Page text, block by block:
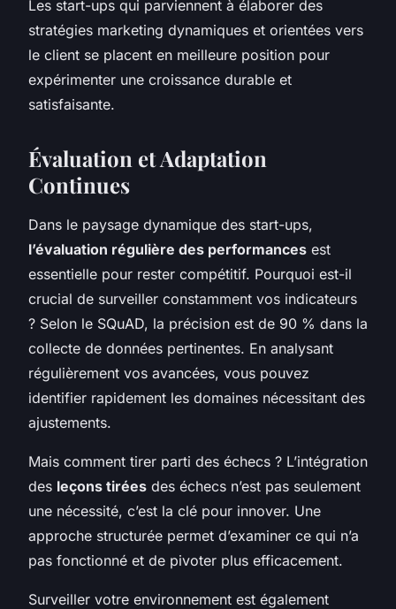
Les start-ups qui parviennent à élaborer des
stratégies marketing dynamiques et orientées vers
le client se placent en meilleure position pour
expérimenter une croissance durable et
satisfaisante.
Évaluation et Adaptation
Continues
Dans le paysage dynamique des start-ups,
l’évaluation régulière des performances est
essentielle pour rester compétitif. Pourquoi est-il
crucial de surveiller constamment vos indicateurs
? Selon le SQuAD, la précision est de 90 % dans la
collecte de données pertinentes. En analysant
régulièrement vos avancées, vous pouvez
identifier rapidement les domaines nécessitant des
ajustements.
Mais comment tirer parti des échecs ? L’intégration
des leçons tirées des échecs n’est pas seulement
une nécessité, c’est la clé pour innover. Une
approche structurée permet d’examiner ce qui n’a
pas fonctionné et de pivoter plus efficacement.
Surveiller votre environnement est également